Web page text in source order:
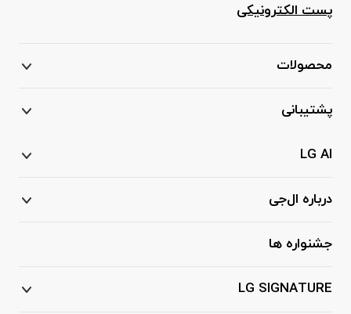
پست الکترونیکی
محصولات
پشتیبانی
LG AI
درباره ال‌جی
جشنواره ها
LG SIGNATURE